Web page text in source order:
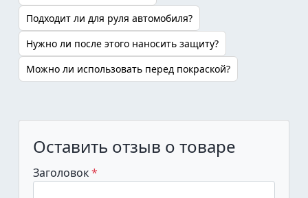
Подходит ли для руля автомобиля?
Нужно ли после этого наносить защиту?
Можно ли использовать перед покраской?
Оставить отзыв о товаре
Заголовок